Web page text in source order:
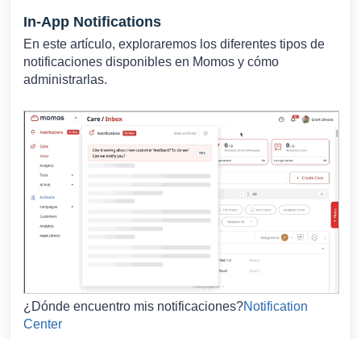
In-App Notifications
En este artículo, exploraremos los diferentes tipos de
notificaciones disponibles en Momos y cómo
administrarlas.
¿Dónde encuentro mis notificaciones?Notification
Center